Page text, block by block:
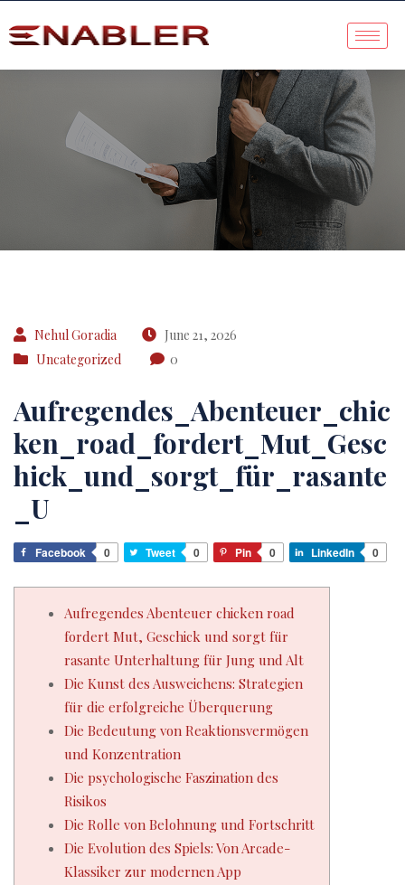
Case Study
Nehul Goradia
June 21, 2026
Uncategorized
0
Aufregendes_Abenteuer_chic
ken_road_fordert_Mut_Gesc
hick_und_sorgt_für_rasante
_U
Facebook 0 Tweet 0 Pin 0 LinkedIn 0
Aufregendes Abenteuer chicken road
fordert Mut, Geschick und sorgt für
rasante Unterhaltung für Jung und Alt
Die Kunst des Ausweichens: Strategien
für die erfolgreiche Überquerung
Die Bedeutung von Reaktionsvermögen
und Konzentration
Die psychologische Faszination des
Risikos
Die Rolle von Belohnung und Fortschritt
Die Evolution des Spiels: Von Arcade-
Klassiker zur modernen App